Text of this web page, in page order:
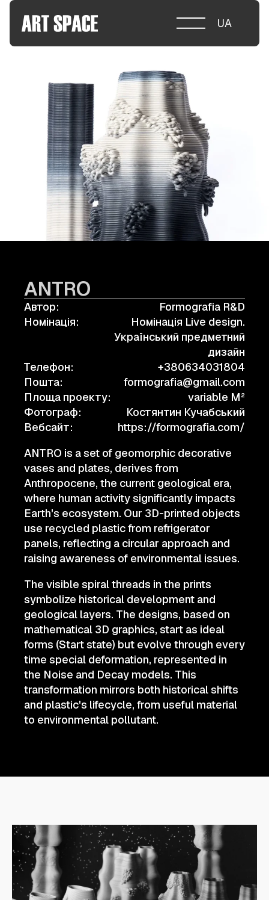
НОМІНАЦІЇ
ПРОЄКТИ 2026
ЖУРІ
ПАРТНЕРИ
НОМІНАНТИ 2025
ПЕРЕМОЖЦІ 2025
КОНТАКТИ
а.harusova@gmail.com
© 2025 Wmaax Studio
UA
ANTRO
Автор:
Formografia R&D
Номінація:
Номінація Live design.
Український предметний
дизайн
Телефон:
+380634031804
Пошта:
formografia@gmail.com
Площа проекту:
variable M²
Фотограф:
Костянтин Кучабський
Вебсайт:
https://formografia.com/
ANTRO is a set of geomorphic decorative
vases and plates, derives from
Anthropocene, the current geological era,
where human activity significantly impacts
Earth's ecosystem. Our 3D-printed objects
use recycled plastic from refrigerator
panels, reflecting a circular approach and
raising awareness of environmental issues.
The visible spiral threads in the prints
symbolize historical development and
geological layers. The designs, based on
mathematical 3D graphics, start as ideal
forms (Start state) but evolve through every
time special deformation, represented in
the Noise and Decay models. This
transformation mirrors both historical shifts
and plastic's lifecycle, from useful material
to environmental pollutant.